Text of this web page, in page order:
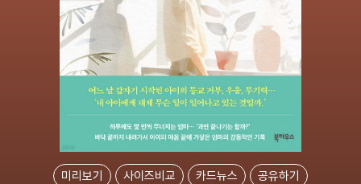
미리보기 사이즈비교 카드뉴스 공유하기